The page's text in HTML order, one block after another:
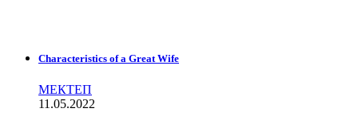
Characteristics of a Great Wife
МЕКТЕП
11.05.2022